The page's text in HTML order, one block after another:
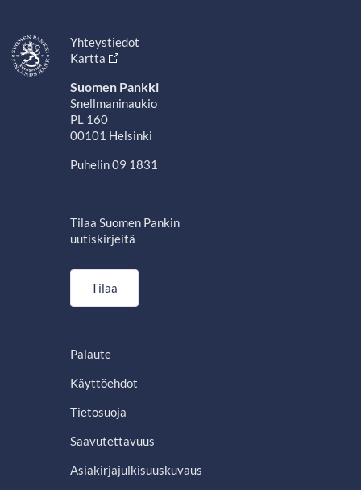
Yhteystiedot
Kartta
Suomen Pankki
Snellmaninaukio
PL 160
00101 Helsinki
Puhelin 09 1831
Tilaa Suomen Pankin
uutiskirjeitä
Tilaa
Palaute
Käyttöehdot
Tietosuoja
Saavutettavuus
Asiakirjajulkisuuskuvaus